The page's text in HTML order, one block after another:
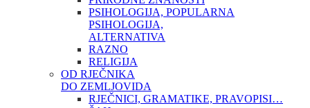
PSIHOLOGIJA, POPULARNA
PSIHOLOGIJA,
ALTERNATIVA
RAZNO
RELIGIJA
OD RJEČNIKA
DO ZEMLJOVIDA
RJEČNICI, GRAMATIKE, PRAVOPISI…